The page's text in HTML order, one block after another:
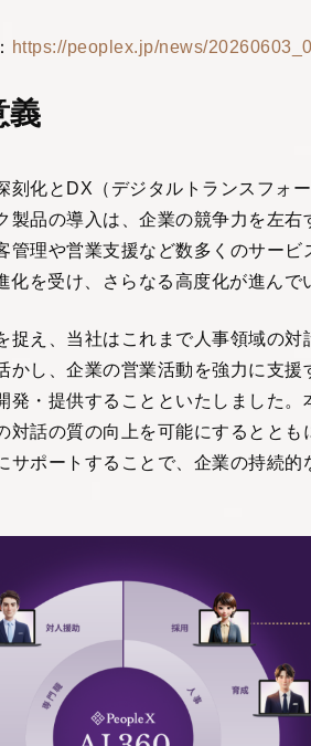
https://peoplex.jp/news/
義
刻化とDX（デジタルトランスフォ
製品の導入は、企業の競争力を左
管理や営業支援など数多くのサー
化を受け、さらなる高度化が進んで
捉え、当社はこれまで人事領域の
かし、企業の営業活動を強力に支
発・提供することといたしました
対話の質の向上を可能にするとと
サポートすることで、企業の持続